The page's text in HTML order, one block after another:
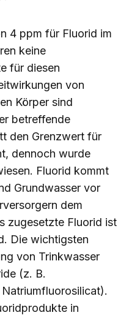
4 ppm für Fluorid im
keine
für diesen
von
Körper sind
betreffende
den Grenzwert für
dennoch wurde
Fluorid kommt
Grundwasser vor
dem
zugesetzte Fluorid ist
Die wichtigsten
von Trinkwasser
(z. B.
in